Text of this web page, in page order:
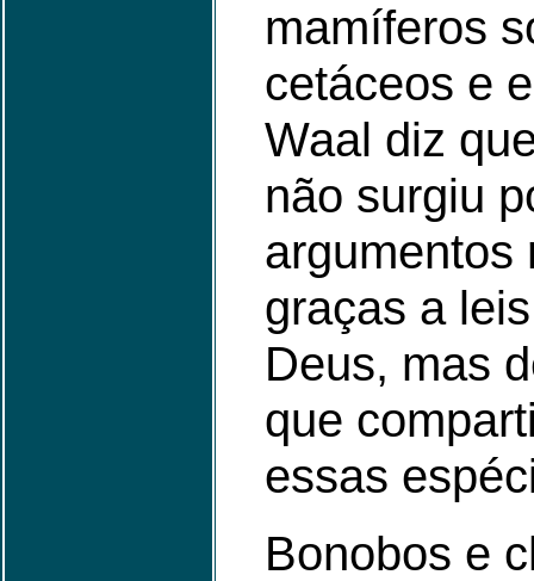
mamíferos
cetáceos e
Waal diz
não surgiu
argumentos
graças a
Deus, mas
que
essas
Bonobos e